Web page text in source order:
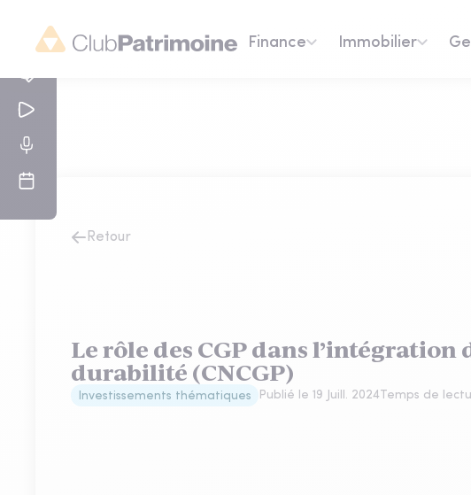
Finance Immobilier
Retour
Le rôle des CGP dans l’intégration
durabilité (CNCGP)
Investissements thématiques Publié le 19 Juill. 2024Temps de